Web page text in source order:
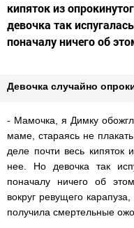
кипяток из
девочка так
поначалу ничего об
Девочка случайно
- Мамочка, я Димку
маме, стараясь не
деле почти весь кипяток
нее. Но девочка так
поначалу ничего об
вокруг ревущего
получила смертельные